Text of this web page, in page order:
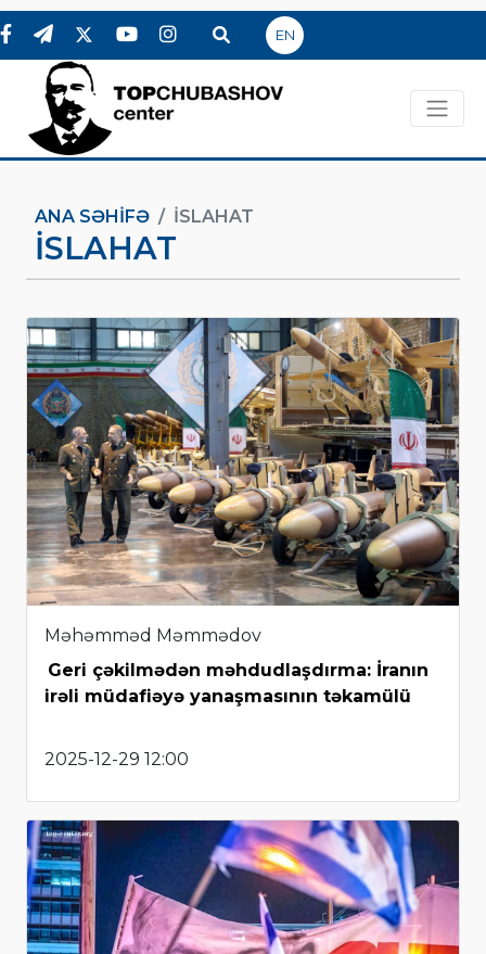
EN
ANA SƏHIFƏ ISLAHAT
ISLAHAT
Məhəmməd Məmmədov
Geri çəkilmədən məhdudlaşdırma: İranın
irəli müdafiəyə yanaşmasının təkamülü
2025-12-29 12:00